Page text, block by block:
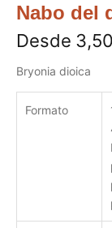
Nabo del
Desde 3,50
Bryonia dioica
Formato